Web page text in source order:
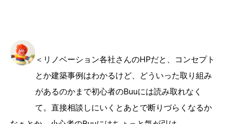
＜リノベーション各社さんのHPだと、コンセプト
とか建築事例はわかるけど、どういった取り組み
があるのかまで初心者のBuuには読み取れなく
て。直接相談しにいくとあとで断りづらくなるか